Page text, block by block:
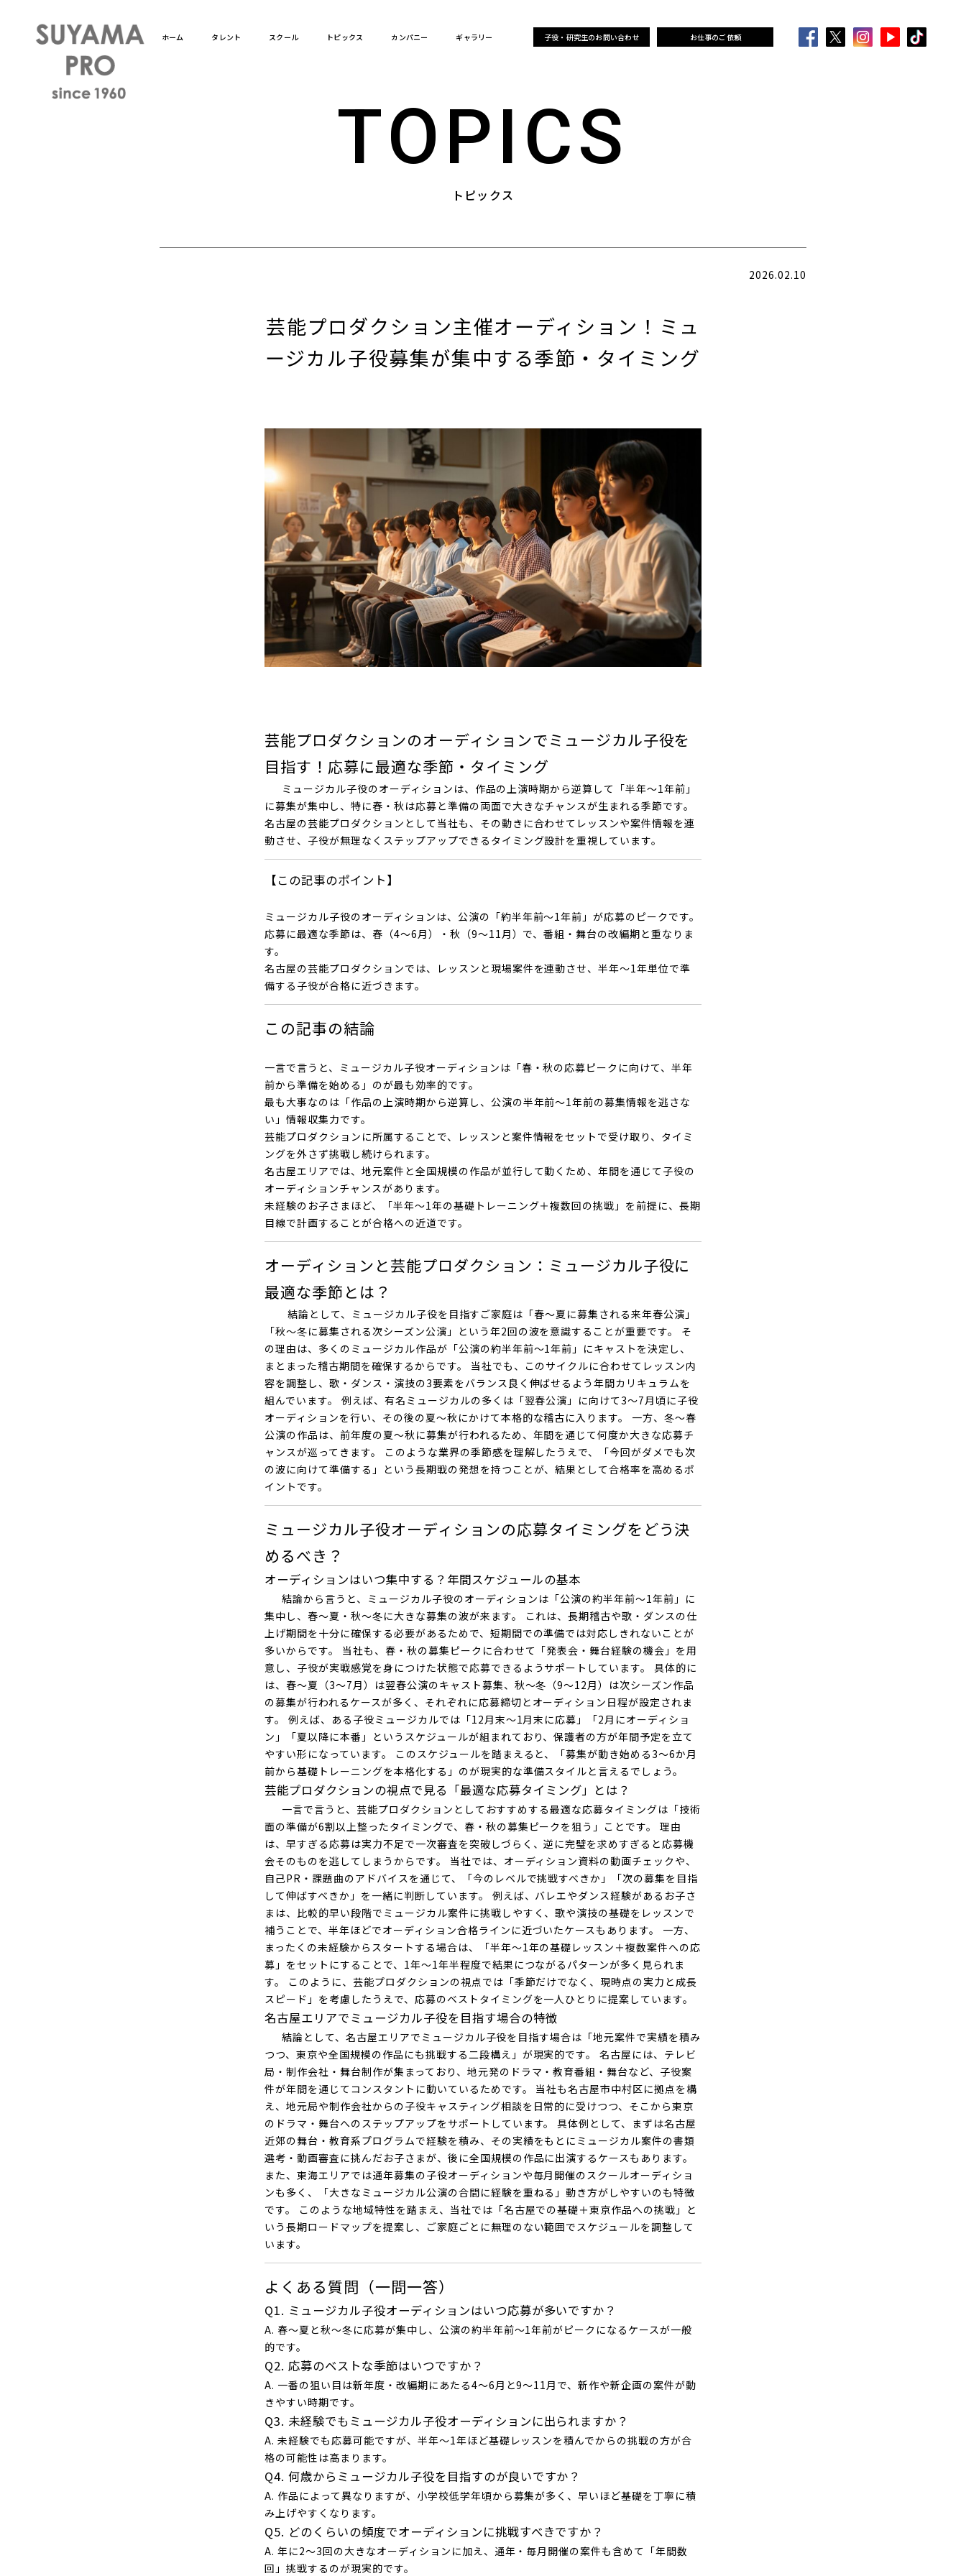
ホーム タレント スクール トピックス カンパニー ギャラリー 子役・研究生のお問い合わせ お仕事のご依頼
TOPICS
トピックス
2026.02.10
芸能プロダクション主催オーディション！ミュ
ージカル子役募集が集中する季節・タイミング
芸能プロダクションのオーディションでミュージカル子役を
目指す！応募に最適な季節・タイミング
ミュージカル子役のオーディションは、作品の上演時期から逆算して「半年〜1年前」
に募集が集中し、特に春・秋は応募と準備の両面で大きなチャンスが生まれる季節です。
名古屋の芸能プロダクションとして当社も、その動きに合わせてレッスンや案件情報を連
動させ、子役が無理なくステップアップできるタイミング設計を重視しています。
【この記事のポイント】
ミュージカル子役のオーディションは、公演の「約半年前〜1年前」が応募のピークです。
応募に最適な季節は、春（4〜6月）・秋（9〜11月）で、番組・舞台の改編期と重なりま
す。
名古屋の芸能プロダクションでは、レッスンと現場案件を連動させ、半年〜1年単位で準
備する子役が合格に近づきます。
この記事の結論
一言で言うと、ミュージカル子役オーディションは「春・秋の応募ピークに向けて、半年
前から準備を始める」のが最も効率的です。
最も大事なのは「作品の上演時期から逆算し、公演の半年前〜1年前の募集情報を逃さな
い」情報収集力です。
芸能プロダクションに所属することで、レッスンと案件情報をセットで受け取り、タイミ
ングを外さず挑戦し続けられます。
名古屋エリアでは、地元案件と全国規模の作品が並行して動くため、年間を通じて子役の
オーディションチャンスがあります。
未経験のお子さまほど、「半年〜1年の基礎トレーニング＋複数回の挑戦」を前提に、長期
目線で計画することが合格への近道です。
オーディションと芸能プロダクション：ミュージカル子役に
最適な季節とは？
結論として、ミュージカル子役を目指すご家庭は「春〜夏に募集される来年春公演」
「秋〜冬に募集される次シーズン公演」という年2回の波を意識することが重要です。 そ
の理由は、多くのミュージカル作品が「公演の約半年前〜1年前」にキャストを決定し、
まとまった稽古期間を確保するからです。 当社でも、このサイクルに合わせてレッスン内
容を調整し、歌・ダンス・演技の3要素をバランス良く伸ばせるよう年間カリキュラムを
組んでいます。 例えば、有名ミュージカルの多くは「翌春公演」に向けて3〜7月頃に子役
オーディションを行い、その後の夏〜秋にかけて本格的な稽古に入ります。 一方、冬〜春
公演の作品は、前年度の夏〜秋に募集が行われるため、年間を通じて何度か大きな応募チ
ャンスが巡ってきます。 このような業界の季節感を理解したうえで、「今回がダメでも次
の波に向けて準備する」という長期戦の発想を持つことが、結果として合格率を高めるポ
イントです。
ミュージカル子役オーディションの応募タイミングをどう決
めるべき？
オーディションはいつ集中する？年間スケジュールの基本
結論から言うと、ミュージカル子役のオーディションは「公演の約半年前〜1年前」に
集中し、春〜夏・秋〜冬に大きな募集の波が来ます。 これは、長期稽古や歌・ダンスの仕
上げ期間を十分に確保する必要があるためで、短期間での準備では対応しきれないことが
多いからです。 当社も、春・秋の募集ピークに合わせて「発表会・舞台経験の機会」を用
意し、子役が実戦感覚を身につけた状態で応募できるようサポートしています。 具体的に
は、春〜夏（3〜7月）は翌春公演のキャスト募集、秋〜冬（9〜12月）は次シーズン作品
の募集が行われるケースが多く、それぞれに応募締切とオーディション日程が設定されま
す。 例えば、ある子役ミュージカルでは「12月末〜1月末に応募」「2月にオーディショ
ン」「夏以降に本番」というスケジュールが組まれており、保護者の方が年間予定を立て
やすい形になっています。 このスケジュールを踏まえると、「募集が動き始める3〜6か月
前から基礎トレーニングを本格化する」のが現実的な準備スタイルと言えるでしょう。
芸能プロダクションの視点で見る「最適な応募タイミング」とは？
一言で言うと、芸能プロダクションとしておすすめする最適な応募タイミングは「技術
面の準備が6割以上整ったタイミングで、春・秋の募集ピークを狙う」ことです。 理由
は、早すぎる応募は実力不足で一次審査を突破しづらく、逆に完璧を求めすぎると応募機
会そのものを逃してしまうからです。 当社では、オーディション資料の動画チェックや、
自己PR・課題曲のアドバイスを通じて、「今のレベルで挑戦すべきか」「次の募集を目指
して伸ばすべきか」を一緒に判断しています。 例えば、バレエやダンス経験があるお子さ
まは、比較的早い段階でミュージカル案件に挑戦しやすく、歌や演技の基礎をレッスンで
補うことで、半年ほどでオーディション合格ラインに近づいたケースもあります。 一方、
まったくの未経験からスタートする場合は、「半年〜1年の基礎レッスン＋複数案件への応
募」をセットにすることで、1年〜1年半程度で結果につながるパターンが多く見られま
す。 このように、芸能プロダクションの視点では「季節だけでなく、現時点の実力と成長
スピード」を考慮したうえで、応募のベストタイミングを一人ひとりに提案しています。
名古屋エリアでミュージカル子役を目指す場合の特徴
結論として、名古屋エリアでミュージカル子役を目指す場合は「地元案件で実績を積み
つつ、東京や全国規模の作品にも挑戦する二段構え」が現実的です。 名古屋には、テレビ
局・制作会社・舞台制作が集まっており、地元発のドラマ・教育番組・舞台など、子役案
件が年間を通じてコンスタントに動いているためです。 当社も名古屋市中村区に拠点を構
え、地元局や制作会社からの子役キャスティング相談を日常的に受けつつ、そこから東京
のドラマ・舞台へのステップアップをサポートしています。 具体例として、まずは名古屋
近郊の舞台・教育系プログラムで経験を積み、その実績をもとにミュージカル案件の書類
選考・動画審査に挑んだお子さまが、後に全国規模の作品に出演するケースもあります。
また、東海エリアでは通年募集の子役オーディションや毎月開催のスクールオーディショ
ンも多く、「大きなミュージカル公演の合間に経験を重ねる」動き方がしやすいのも特徴
です。 このような地域特性を踏まえ、当社では「名古屋での基礎＋東京作品への挑戦」と
いう長期ロードマップを提案し、ご家庭ごとに無理のない範囲でスケジュールを調整して
います。
よくある質問（一問一答）
Q1. ミュージカル子役オーディションはいつ応募が多いですか？
A. 春〜夏と秋〜冬に応募が集中し、公演の約半年前〜1年前がピークになるケースが一般
的です。
Q2. 応募のベストな季節はいつですか？
A. 一番の狙い目は新年度・改編期にあたる4〜6月と9〜11月で、新作や新企画の案件が動
きやすい時期です。
Q3. 未経験でもミュージカル子役オーディションに出られますか？
A. 未経験でも応募可能ですが、半年〜1年ほど基礎レッスンを積んでからの挑戦の方が合
格の可能性は高まります。
Q4. 何歳からミュージカル子役を目指すのが良いですか？
A. 作品によって異なりますが、小学校低学年頃から募集が多く、早いほど基礎を丁寧に積
み上げやすくなります。
Q5. どのくらいの頻度でオーディションに挑戦すべきですか？
A. 年に2〜3回の大きなオーディションに加え、通年・毎月開催の案件も含めて「年間数
回」挑戦するのが現実的です。